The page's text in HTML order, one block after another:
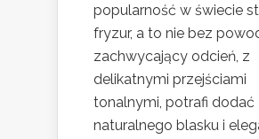
popularność w świecie
fryzur, a to nie bez
zachwycający odcień, z
delikatnymi przejściami
tonalnymi, potrafi dodać
naturalnego blasku i